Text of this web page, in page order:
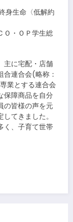
身生命〈低解約
Ｏ・ＯＰ学生総
主に宅配・店舗
連合会(略称：
業とする連合会
保障商品を自分
の皆様の声を元
てきました。
く、子育て世帯